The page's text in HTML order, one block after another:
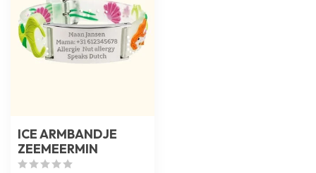
ICE ARMBANDJE
ZEEMEERMIN